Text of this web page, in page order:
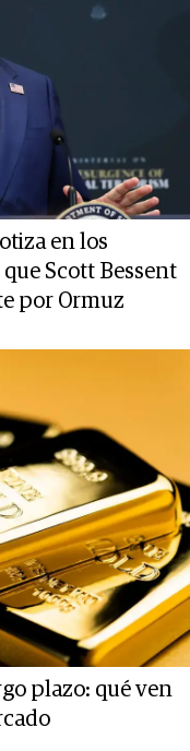
en los
Scott Bessent
por Ormuz
plazo: qué ven